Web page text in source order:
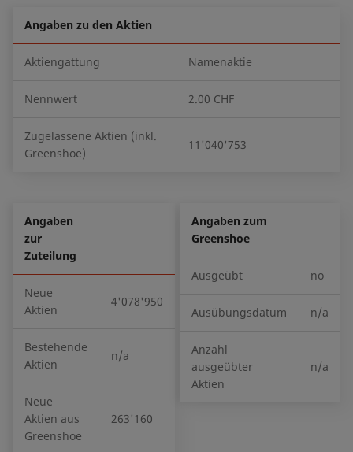
Angaben zu den Aktien
Aktiengattung Namenaktie
Nennwert 2.00 CHF
Zugelassene Aktien (inkl.
Greenshoe)
11'040'753
Angaben
zur
Zuteilung
Neue
Aktien
4'078'950
Bestehende
Aktien
n/a
Neue
Aktien aus
Greenshoe
263'160
Angaben zum
Greenshoe
Ausgeübt no
Ausübungsdatum n/a
Anzahl
ausgeübter
Aktien
n/a